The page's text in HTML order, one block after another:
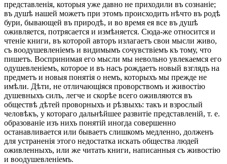
представленія, которыя уже давно не приходили въ сознаніе;
въ душѣ нашей можетъ при этомъ происходить нѣчто въ родѣ
бури, бывающей въ природѣ, и во время ея все въ душѣ
оживляется, потрясается и измѣняется. Сюда-же относится и
чтеніе книги, въ которой авторъ излагаетъ свои мысли живо,
съ воодушевленіемъ и видимымъ сочувствіемъ къ тому, что
пишетъ. Воспринимая его мысли мы невольно увлекаемся его
одушевленіемъ, которое и въ насъ рождаетъ новый взглядъ на
предметъ и новыя понятія о немъ, которыхъ мы прежде не
имѣли. Дѣти, не отличающіяся проворствомъ и живостію
душевныхъ силъ, легче и скорѣе всего оживляются въ
обществѣ дѣтей проворныхъ и рѣзвыхъ: такъ и взрослый
человѣкъ, у котораго дальнѣйшее развитіе представленій, т. е.
образованіе изъ нихъ понятій иногда совершенно
останавливается или бываетъ слишкомъ медленно, долженъ
для устраненія этого недостатка искать общества людей
оживленныхъ, или же читать книги, написанныя съ живостію
и воодушевленіемъ.